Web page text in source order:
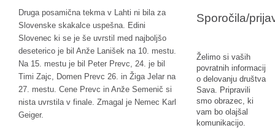
Druga posamična tekma v Lahti ni bila za
Slovenske skakalce uspešna. Edini
Slovenec ki se je še uvrstil med najboljšo
deseterico je bil Anže Lanišek na 10. mestu.
Na 15. mestu je bil Peter Prevc, 24. je bil
Timi Zajc, Domen Prevc 26. in Žiga Jelar na
27. mestu. Cene Prevc in Anže Semenič si
nista uvrstila v finale. Zmagal je Nemec Karl
Geiger.
Sporočila/
Želimo si vaših
povratnih informacij
o delovanju društva
Sava. Pripravili
smo obrazec, ki
vam bo olajšal
komunikacijo.